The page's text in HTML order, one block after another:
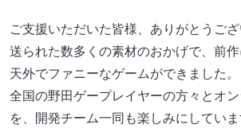
ご支援いただいた皆様、ありがとうご
送られた数多くの素材のおかげで、前
天外でファニーなゲームができました。
全国の野田ゲープレイヤーの方々とオ
を、開発チーム一同も楽しみにしていま